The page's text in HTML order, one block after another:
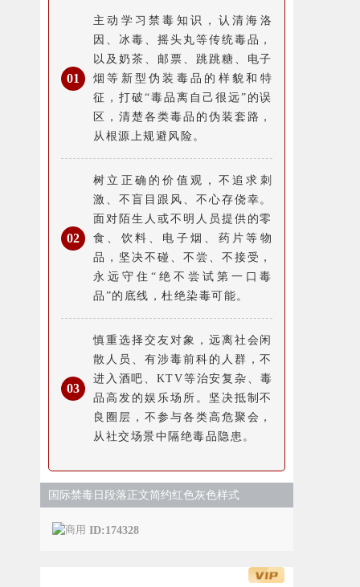
01
主动学习禁毒知识，认清海洛
因、冰毒、摇头丸等传统毒品，
以及奶茶、邮票、跳跳糖、电子
烟等新型伪装毒品的样貌和特
征，打破“毒品离自己很远”的误
区，清楚各类毒品的伪装套路，
从根源上规避风险。
02
树立正确的价值观，不追求刺
激、不盲目跟风、不心存侥幸。
面对陌生人或不明人员提供的零
食、饮料、电子烟、药片等物
品，坚决不碰、不尝、不接受，
永远守住“绝不尝试第一口毒
品”的底线，杜绝染毒可能。
03
慎重选择交友对象，远离社会闲
散人员、有涉毒前科的人群，不
进入酒吧、KTV等治安复杂、毒
品高发的娱乐场所。坚决抵制不
良圈层，不参与各类高危聚会，
从社交场景中隔绝毒品隐患。
国际禁毒日段落正文简约红色灰色样式
ID:174328